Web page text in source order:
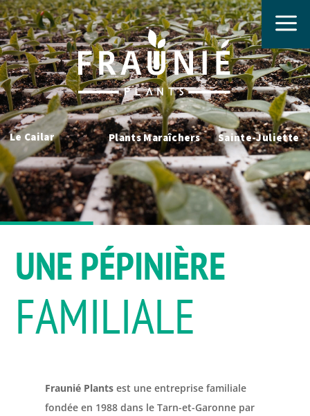
Plants Maraîchers
Le Cailar Sainte-Juliette
UNE PÉPINIÈRE
FAMILIALE
Fraunié Plants est une entreprise familiale
fondée en 1988 dans le Tarn-et-Garonne par
a